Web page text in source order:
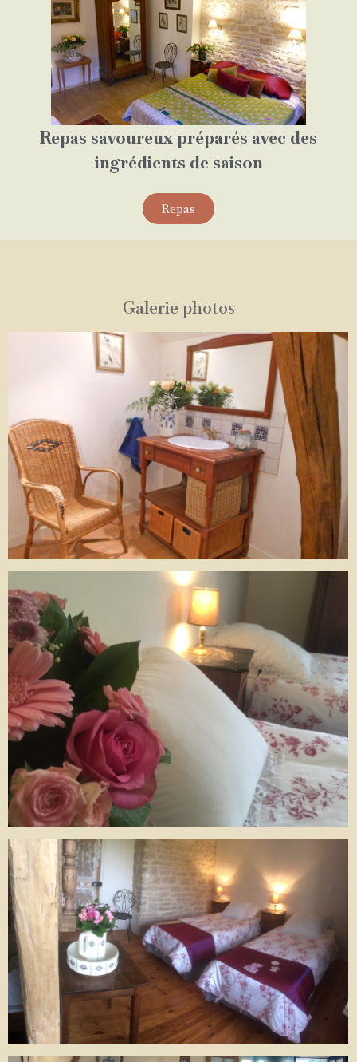
Repas savoureux préparés avec des
ingrédients de saison
Repas
Galerie photos